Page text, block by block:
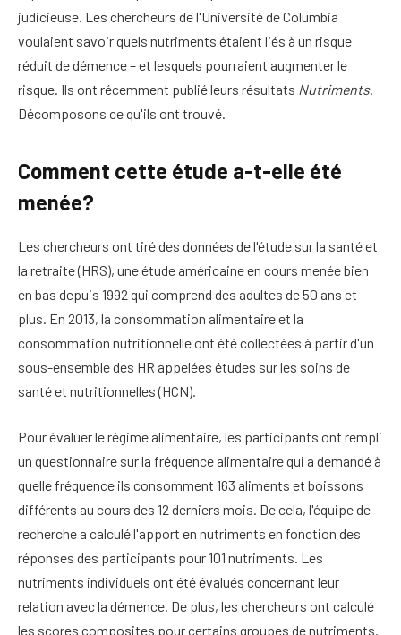
judicieuse. Les chercheurs de l'Université de Columbia
voulaient savoir quels nutriments étaient liés à un risque
réduit de démence – et lesquels pourraient augmenter le
risque. Ils ont récemment publié leurs résultats Nutriments.
Décomposons ce qu'ils ont trouvé.
Comment cette étude a-t-elle été
menée?
Les chercheurs ont tiré des données de l'étude sur la santé et
la retraite (HRS), une étude américaine en cours menée bien
en bas depuis 1992 qui comprend des adultes de 50 ans et
plus. En 2013, la consommation alimentaire et la
consommation nutritionnelle ont été collectées à partir d'un
sous-ensemble des HR appelées études sur les soins de
santé et nutritionnelles (HCN).
Pour évaluer le régime alimentaire, les participants ont rempli
un questionnaire sur la fréquence alimentaire qui a demandé à
quelle fréquence ils consomment 163 aliments et boissons
différents au cours des 12 derniers mois. De cela, l'équipe de
recherche a calculé l'apport en nutriments en fonction des
réponses des participants pour 101 nutriments. Les
nutriments individuels ont été évalués concernant leur
relation avec la démence. De plus, les chercheurs ont calculé
les scores composites pour certains groupes de nutriments.